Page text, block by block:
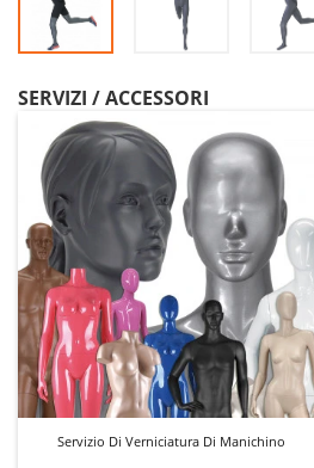
SERVIZI / ACCESSORI
Servizio Di Verniciatura Di Manichino